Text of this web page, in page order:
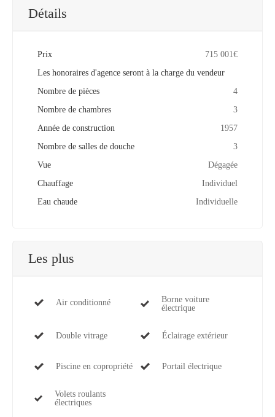
Détails
Prix
715 001€
Les honoraires d'agence seront à la charge du vendeur
Nombre de pièces
4
Nombre de chambres
3
Année de construction
1957
Nombre de salles de douche
3
Vue
Dégagée
Chauffage
Individuel
Eau chaude
Individuelle
Les plus
Air conditionné
Borne voiture
électrique
Double vitrage Éclairage extérieur
Piscine en copropriété Portail électrique
Volets roulants
électriques